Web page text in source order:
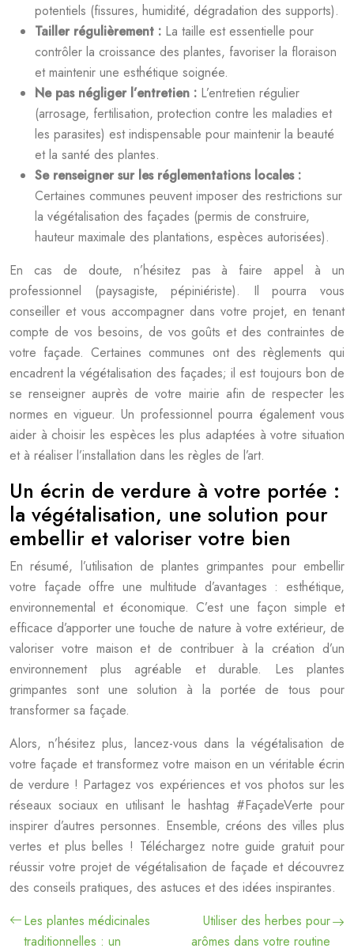
potentiels (fissures, humidité, dégradation des supports).
Tailler régulièrement : La taille est essentielle pour
contrôler la croissance des plantes, favoriser la floraison
et maintenir une esthétique soignée.
Ne pas négliger l’entretien : L’entretien régulier
(arrosage, fertilisation, protection contre les maladies et
les parasites) est indispensable pour maintenir la beauté
et la santé des plantes.
Se renseigner sur les réglementations locales :
Certaines communes peuvent imposer des restrictions sur
la végétalisation des façades (permis de construire,
hauteur maximale des plantations, espèces autorisées).
En cas de doute, n’hésitez pas à faire appel à un
professionnel (paysagiste, pépiniériste). Il pourra vous
conseiller et vous accompagner dans votre projet, en tenant
compte de vos besoins, de vos goûts et des contraintes de
votre façade. Certaines communes ont des règlements qui
encadrent la végétalisation des façades; il est toujours bon de
se renseigner auprès de votre mairie afin de respecter les
normes en vigueur. Un professionnel pourra également vous
aider à choisir les espèces les plus adaptées à votre situation
et à réaliser l’installation dans les règles de l’art.
Un écrin de verdure à votre portée :
la végétalisation, une solution pour
embellir et valoriser votre bien
En résumé, l’utilisation de plantes grimpantes pour embellir
votre façade offre une multitude d’avantages : esthétique,
environnemental et économique. C’est une façon simple et
efficace d’apporter une touche de nature à votre extérieur, de
valoriser votre maison et de contribuer à la création d’un
environnement plus agréable et durable. Les plantes
grimpantes sont une solution à la portée de tous pour
transformer sa façade.
Alors, n’hésitez plus, lancez-vous dans la végétalisation de
votre façade et transformez votre maison en un véritable écrin
de verdure ! Partagez vos expériences et vos photos sur les
réseaux sociaux en utilisant le hashtag #FaçadeVerte pour
inspirer d’autres personnes. Ensemble, créons des villes plus
vertes et plus belles ! Téléchargez notre guide gratuit pour
réussir votre projet de végétalisation de façade et découvrez
des conseils pratiques, des astuces et des idées inspirantes.
Les plantes médicinales
traditionnelles : un
Utiliser des herbes pour
arômes dans votre routine